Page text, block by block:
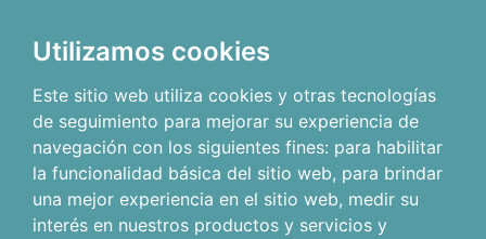
Utilizamos cookies
Este sitio web utiliza cookies y otras tecnologías
de seguimiento para mejorar su experiencia de
navegación con los siguientes fines: para habilitar
la funcionalidad básica del sitio web, para brindar
una mejor experiencia en el sitio web, medir su
interés en nuestros productos y servicios y